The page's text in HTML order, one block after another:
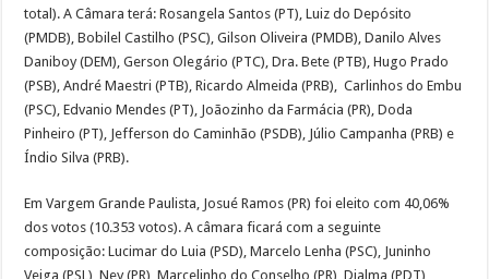
total). A Câmara terá: Rosangela Santos (PT), Luiz do Depósito
(PMDB), Bobilel Castilho (PSC), Gilson Oliveira (PMDB), Danilo Alves
Daniboy (DEM), Gerson Olegário (PTC), Dra. Bete (PTB), Hugo Prado
(PSB), André Maestri (PTB), Ricardo Almeida (PRB), Carlinhos do Embu
(PSC), Edvanio Mendes (PT), Joãozinho da Farmácia (PR), Doda
Pinheiro (PT), Jefferson do Caminhão (PSDB), Júlio Campanha (PRB) e
Índio Silva (PRB).
Em Vargem Grande Paulista, Josué Ramos (PR) foi eleito com 40,06%
dos votos (10.353 votos). A câmara ficará com a seguinte
composição: Lucimar do Luia (PSD), Marcelo Lenha (PSC), Juninho
Veiga (PSL), Ney (PR), Marcelinho do Conselho (PR), Djalma (PDT),